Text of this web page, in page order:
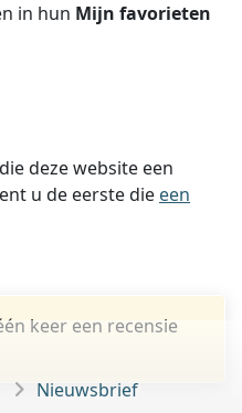
in hun Mijn favorieten
deze website een
u de eerste die een
keer een recensie
Nieuwsbrief